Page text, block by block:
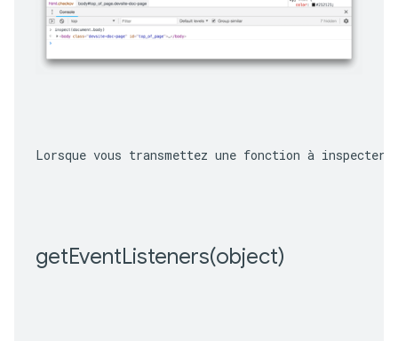
Lorsque vous transmettez une fonction à
getEventListeners(object)